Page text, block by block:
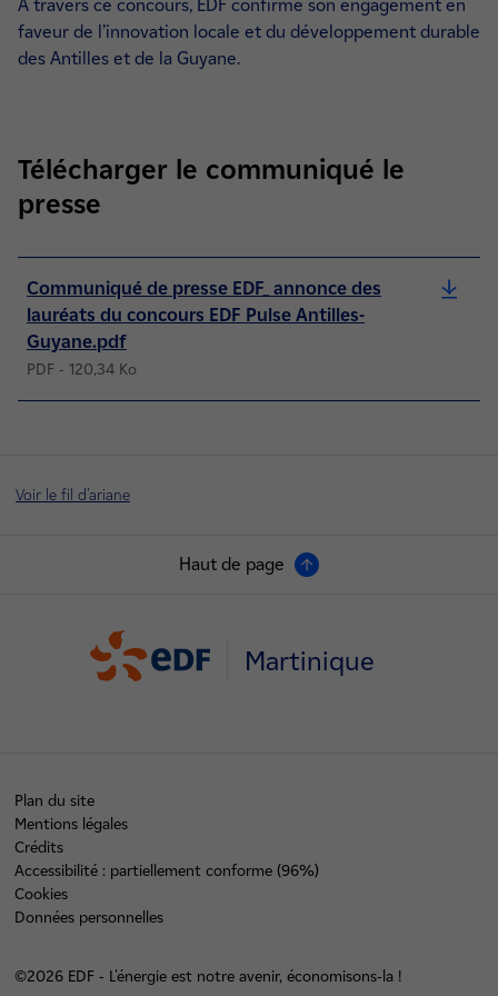
À travers ce concours, EDF confirme son engagement en
faveur de l’innovation locale et du développement durable
des Antilles et de la Guyane.
Télécharger le communiqué le
presse
Communiqué de presse EDF_ annonce des
lauréats du concours EDF Pulse Antilles-
Guyane.pdf
PDF - 120,34 Ko
Voir le fil d'ariane
Haut de page
Martinique
Plan du site
Mentions légales
Crédits
Accessibilité : partiellement conforme (96%)
Cookies
Données personnelles
©2026 EDF - L'énergie est notre avenir, économisons-la !